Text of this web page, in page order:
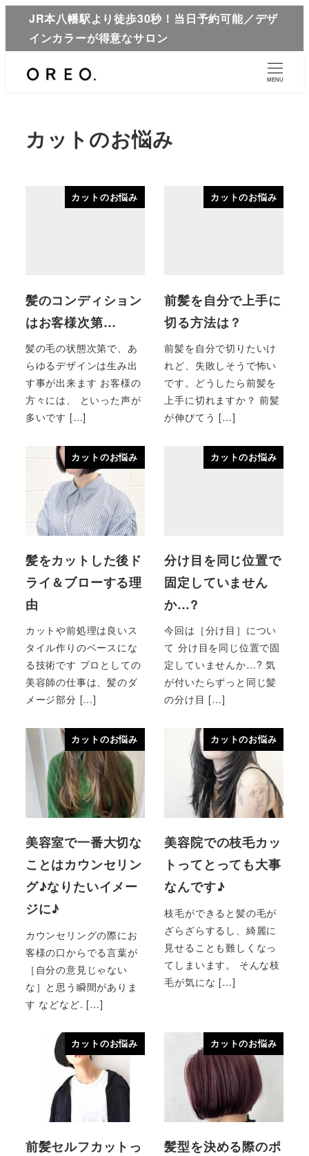
JR本八幡駅より徒歩30秒！当日予約可能／デザ
インカラーが得意なサロン
MENU
カットのお悩み
カットのお悩み
髪のコンディション
はお客様次第…
髪の毛の状態次第で、あ
らゆるデザインは生み出
す事が出来ます お客様の
方々には、 といった声が
多いです […]
カットのお悩み
前髪を自分で上手に
切る方法は？
前髪を自分で切りたいけ
れど、失敗しそうで怖い
です。どうしたら前髪を
上手に切れますか？ 前髪
が伸びてう […]
カットのお悩み
髪をカットした後ド
ライ＆ブローする理
由
カットや前処理は良いス
タイル作りのベースにな
る技術です プロとしての
美容師の仕事は、髪のダ
メージ部分 […]
カットのお悩み
分け目を同じ位置で
固定していません
か…?
今回は［分け目］につい
て 分け目を同じ位置で固
定していませんか…? 気
が付いたらずっと同じ髪
の分け目 […]
カットのお悩み
美容室で一番大切な
ことはカウンセリン
グ♪なりたいイメー
ジに♪
カウンセリングの際にお
客様の口からでる言葉が
［自分の意見じゃない
な］と思う瞬間がありま
す などなど. […]
カットのお悩み
美容院での枝毛カッ
トってとっても大事
なんです♪
枝毛ができると髪の毛が
ざらざらするし、綺麗に
見せることも難しくなっ
てしまいます。 そんな枝
毛が気にな […]
カットのお悩み
前髪セルフカットっ
カットのお悩み
髪型を決める際のポ